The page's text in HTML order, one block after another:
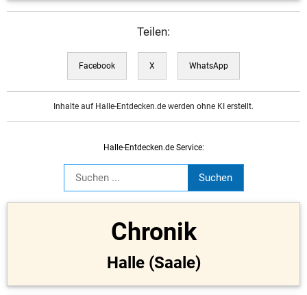
Teilen:
Facebook X WhatsApp
Inhalte auf Halle-Entdecken.de werden ohne KI erstellt.
Halle-Entdecken.de Service:
Chronik
Halle (Saale)